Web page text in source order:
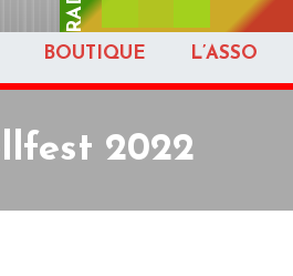
BOUTIQUE L’ASSO
2022